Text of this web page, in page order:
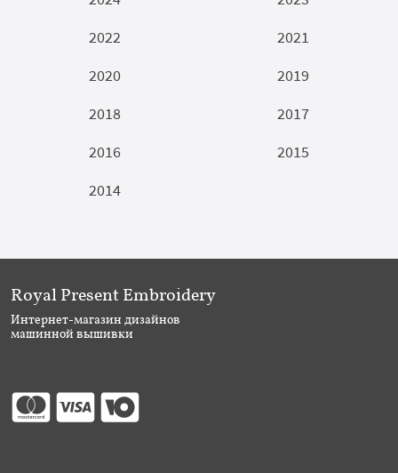
2022
2021
2020
2019
2018
2017
2016
2015
2014
Royal Present Embroidery
Интернет-магазин дизайнов
машинной вышивки